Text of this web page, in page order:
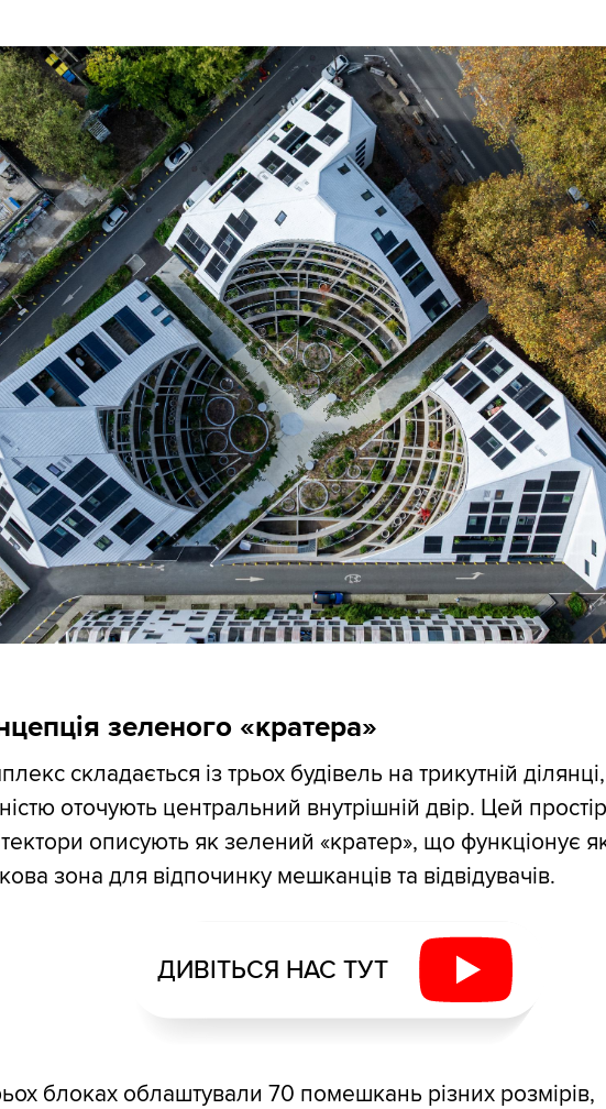
зеленого «кратера»
складається із трьох будівель на трикутній ділянці,
оточують центральний внутрішній двір. Цей простір
описують як зелений «кратер», що функціонує
зона для відпочинку мешканців та відвідувачів.
ДИВІТЬСЯ НАС ТУТ
блоках облаштували 70 помешкань різних розмірів,